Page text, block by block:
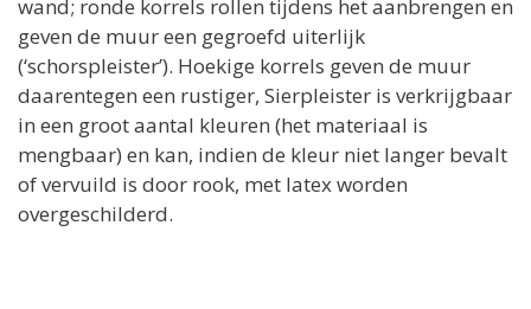
wand; ronde korrels rollen tijdens het aanbrengen en
geven de muur een gegroefd uiterlijk
(‘schorspleister’). Hoekige korrels geven de muur
daarentegen een rustiger, Sierpleister is verkrijgbaar
in een groot aantal kleuren (het materiaal is
mengbaar) en kan, indien de kleur niet langer bevalt
of vervuild is door rook, met latex worden
overgeschilderd.